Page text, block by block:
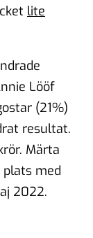
lite
Lööf
(21%)
resultat.
Märta
med
2022.